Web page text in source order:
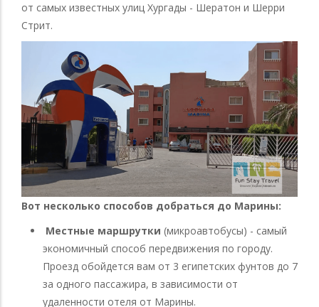
от самых известных улиц Хургады - Шератон и Шерри
Стрит.
Вот несколько способов добраться до Марины:
Местные маршрутки (микроавтобусы) - самый
экономичный способ передвижения по городу.
Проезд обойдется вам от 3 египетских фунтов до 7
за одного пассажира, в зависимости от
удаленности отеля от Марины.